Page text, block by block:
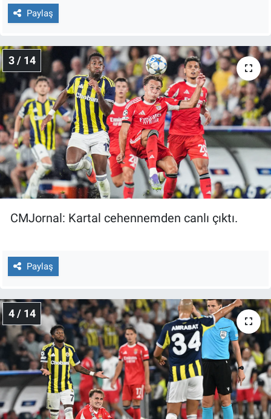
Paylaş
3 / 14
CMJornal: Kartal cehennemden canlı çıktı.
Paylaş
4 / 14
Canlı Yayın